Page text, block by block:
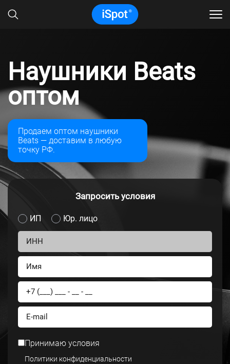
Наушники Beats
оптом
Продаем оптом наушники
Beats — доставим в любую
точку РФ.
Запросить условия
ИП Юр. лицо
Принимаю условия
Политики конфиденциальности